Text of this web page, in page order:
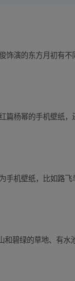
饰演的东方月初有
篇杨幂的手机壁纸
手机壁纸，比如路
碧绿的草地、有水